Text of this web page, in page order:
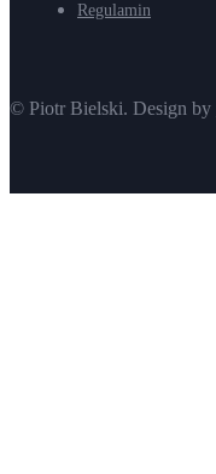
Regulamin
© Piotr Bielski. Design by